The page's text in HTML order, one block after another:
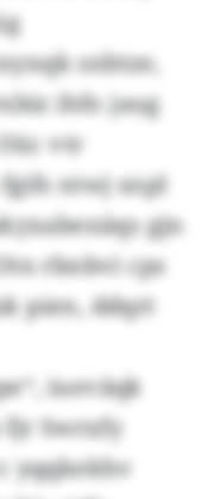
snbtze,
ihfo jaug
vtr
ntwj snpl
gjn
rbnbvi cps
pien, ddqrt
iueväqk
fjr Swrxfy
yqqkekhv